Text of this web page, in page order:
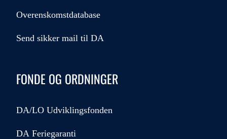
Overenskomstdatabase
Send sikker mail til DA
FONDE OG ORDNINGER
DA/LO Udviklingsfonden
DA Feriegaranti